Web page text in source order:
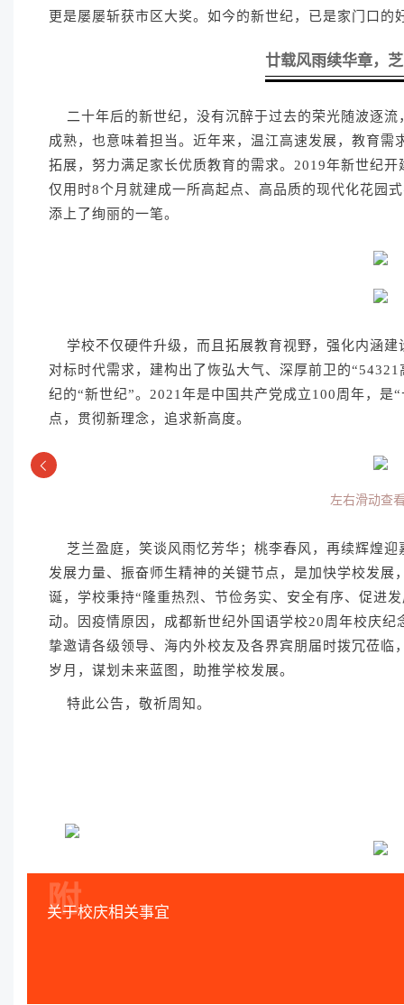
更是屡屡斩获市区大奖。如今的新世纪，已是家门口的
廿载风雨续华章，
二十年后的新世纪，没有沉醉于过去的荣光随波逐流
成熟，也意味着担当。近年来，温江高速发展，教育
拓展，努力满足家长优质教育的需求。2019年新世纪
仅用时8个月就建成一所高起点、高品质的现代化花
添上了绚丽的一笔。
学校不仅硬件升级，而且拓展教育视野，强化内涵建
对标时代需求，建构出了恢弘大气、深厚前卫的
纪的“新世纪”。2021年是中国共产党成立100周年，是
点，贯彻新理念，追求新高度。
左右滑动查
芝兰盈庭，笑谈风雨忆芳华；桃李春风，再续辉煌迎
发展力量、振奋师生精神的关键节点，是加快学校发
诞，学校秉持“隆重热烈、节俭务实、安全有序、促进
动。
因疫情原因 ，成都新世纪外国语学校20周 年校庆纪
挚邀请各级领导、海内外校友及各界宾朋届时拨冗莅
岁月，谋划未来蓝图，助推学校发展。
特此公告，敬祈周知。
附
关于校庆相关事宜